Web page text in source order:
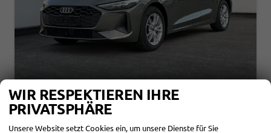
AUDI A5 AVANT
BASIS QUATTRO NAVI+PDC+SHZ+EL.HECKKL.
WIR RESPEKTIEREN IHRE
PRIVATSPHÄRE
Unsere Website setzt Cookies ein, um unsere Dienste für Sie